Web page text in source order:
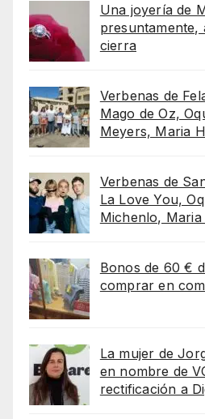
Una joyería de
presuntamente,
cierra
Verbenas de
Mago de Oz,
Meyers, Maria
Verbenas de
La Love You,
Michenlo, Maria
Bonos de 60 €
comprar en
La mujer de
en nombre de
rectificación a